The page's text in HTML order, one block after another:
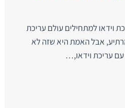
וידאו למתחילים עולם עריכת
מרתיע, אבל האמת היא שזה לא
עריכת וידאו,…